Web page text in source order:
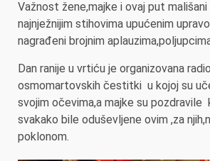
Važnost žene,majke i ovaj put
najnježnijim stihovima upućenim
nagrađeni brojnim
Dan ranije u vrtiću je organizovana
osmomartovskih čestitki u kojoj su
svojim očevima,a majke su pozdravile
svakako bile oduševljene ovim ,za
poklonom.